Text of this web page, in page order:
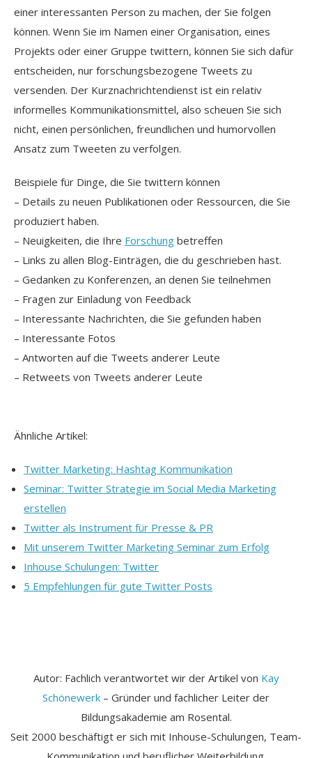
einer interessanten Person zu machen, der Sie folgen
können. Wenn Sie im Namen einer Organisation, eines
Projekts oder einer Gruppe twittern, können Sie sich dafür
entscheiden, nur forschungsbezogene Tweets zu
versenden. Der Kurznachrichtendienst ist ein relativ
informelles Kommunikationsmittel, also scheuen Sie sich
nicht, einen persönlichen, freundlichen und humorvollen
Ansatz zum Tweeten zu verfolgen.
Beispiele für Dinge, die Sie twittern können
– Details zu neuen Publikationen oder Ressourcen, die Sie
produziert haben.
– Neuigkeiten, die Ihre Forschung betreffen
– Links zu allen Blog-Einträgen, die du geschrieben hast.
– Gedanken zu Konferenzen, an denen Sie teilnehmen
– Fragen zur Einladung von Feedback
– Interessante Nachrichten, die Sie gefunden haben
– Interessante Fotos
– Antworten auf die Tweets anderer Leute
– Retweets von Tweets anderer Leute
Ähnliche Artikel:
Twitter Marketing: Hashtag Kommunikation
Seminar: Twitter Strategie im Social Media Marketing
erstellen
Twitter als Instrument für Presse & PR
Mit unserem Twitter Marketing Seminar zum Erfolg
Inhouse Schulungen: Twitter
5 Empfehlungen für gute Twitter Posts
Autor: Fachlich verantwortet wir der Artikel von Kay
Schönewerk – Gründer und fachlicher Leiter der
Bildungsakademie am Rosental.
Seit 2000 beschäftigt er sich mit Inhouse-Schulungen, Team-